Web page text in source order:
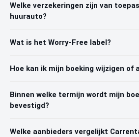
Welke verzekeringen zijn van
huurauto?
Wat is het Worry-Free label?
Hoe kan ik mijn boeking wijzigen of
Binnen welke termijn wordt mijn
bevestigd?
Welke aanbieders vergelijkt